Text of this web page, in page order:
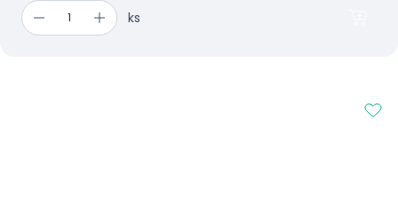
ks